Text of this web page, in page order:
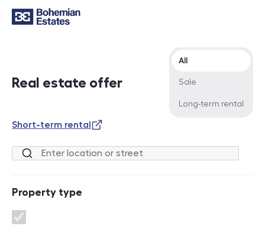
Real estate offer
Offer type
All
Sale
Long-term rental
Short-term rental
Location or street
Property type
Property type